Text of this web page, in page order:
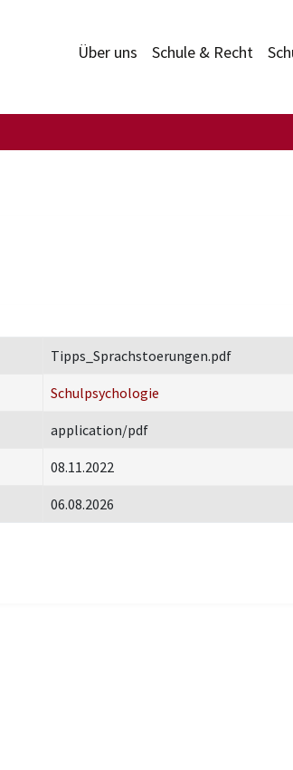
Über uns Schule & Recht
Tipps_Sprachstoerungen.pdf
Schulpsychologie
application/pdf
08.11.2022
06.08.2026